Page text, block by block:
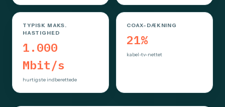
TYPISK MAKS.
HASTIGHED
1.000
Mbit/s
hurtigste indberettede
COAX-DÆKNING
21%
kabel-tv-nettet